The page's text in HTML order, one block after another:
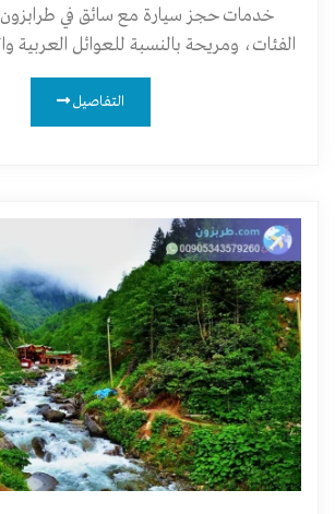
خدمات حجز سيارة مع سائق في
الفئات، ومريحة بالنسبة للعوائل العربية
التفاصيل